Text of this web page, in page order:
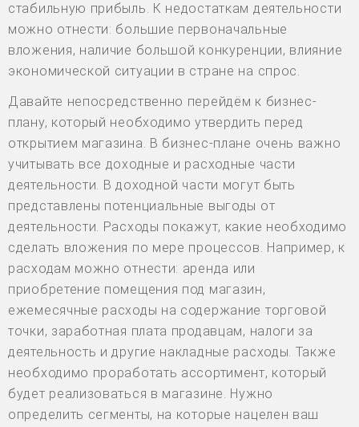
стабильную прибыль. К недостаткам деятельности
можно отнести: большие первоначальные
вложения, наличие большой конкуренции, влияние
экономической ситуации в стране на спрос.
Давайте непосредственно перейдём к бизнес-
плану, который необходимо утвердить перед
открытием магазина. В бизнес-плане очень важно
учитывать все доходные и расходные части
деятельности. В доходной части могут быть
представлены потенциальные выгоды от
деятельности. Расходы покажут, какие необходимо
сделать вложения по мере процессов. Например, к
расходам можно отнести: аренда или
приобретение помещения под магазин,
ежемесячные расходы на содержание торговой
точки, заработная плата продавцам, налоги за
деятельность и другие накладные расходы. Также
необходимо проработать ассортимент, который
будет реализоваться в магазине. Нужно
определить сегменты, на которые нацелен ваш